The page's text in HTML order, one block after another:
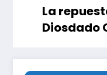
La
Diosdado